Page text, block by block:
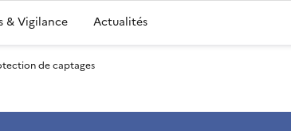
& Vigilance Actualités
de captages